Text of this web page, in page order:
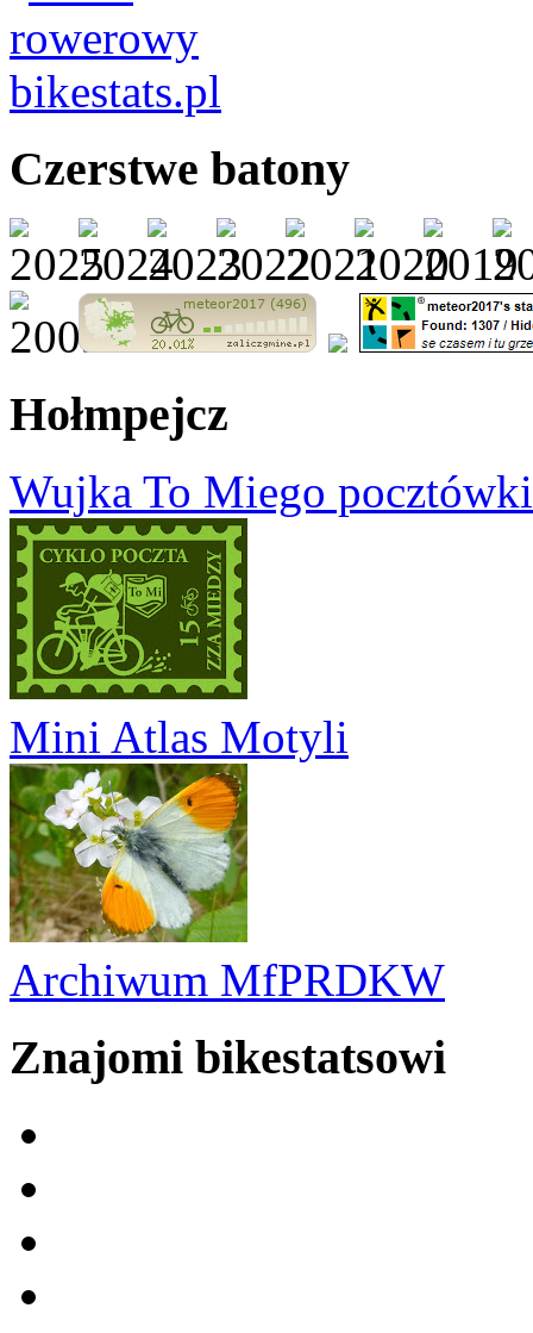
Czerstwe batony
Hołmpejcz
Wujka To Miego
Mini Atlas Motyli
Archiwum MfPRDKW
Znajomi bikestatsowi